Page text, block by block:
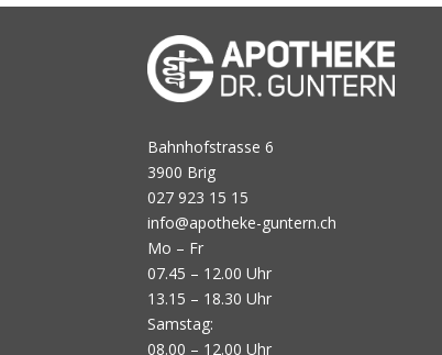
Bahnhofstrasse 6
3900 Brig
027 923 15 15
info@apotheke-guntern.ch
Mo – Fr
07.45 – 12.00 Uhr
13.15 – 18.30 Uhr
Samstag:
08.00 – 12.00 Uhr